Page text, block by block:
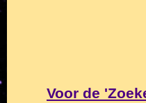
Voor de